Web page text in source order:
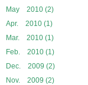
May 2010 (2)
Apr. 2010 (1)
Mar. 2010 (1)
Feb. 2010 (1)
Dec. 2009 (2)
Nov. 2009 (2)